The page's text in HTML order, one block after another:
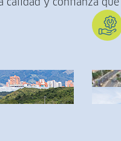
calidad y confianza